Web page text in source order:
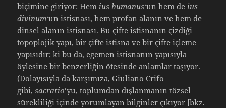
biçimine giriyor: Hem ius humanus‘un hem de ius
divinum‘un istisnası, hem profan alanın ve hem de
dinsel alanın istisnası. Bu çifte istisnanın çizdiği
topoplojik yapı, bir çifte istisna ve bir çifte içleme
yapısıdır; ki bu da, egemen istisnanın yapısıyla
öylesine bir benzerliğin ötesinde anlamlar taşıyor.
(Dolayısıyla da karşımıza, Giuliano Crifo
gibi,sacratio‘yu, toplumdan dışlanmanın tözsel
sürekliliği içinde yorumlayan bilginler çıkıyor [bkz.